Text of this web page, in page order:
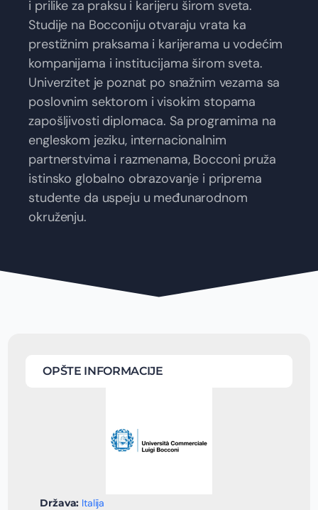
i prilike za praksu i karijeru širom sveta.
Studije na Bocconiju otvaraju vrata ka
prestižnim praksama i karijerama u vodećim
kompanijama i institucijama širom sveta.
Univerzitet je poznat po snažnim vezama sa
poslovnim sektorom i visokim stopama
zapošljivosti diplomaca. Sa programima na
engleskom jeziku, internacionalnim
partnerstvima i razmenama, Bocconi pruža
istinsko globalno obrazovanje i priprema
studente da uspeju u međunarodnom
okruženju.
OPŠTE INFORMACIJE
Država: Italija